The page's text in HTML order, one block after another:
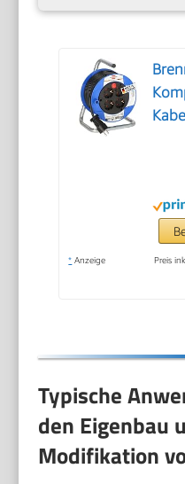
* Anzeige Preis
Typische
den Eigenbau
Modifikation